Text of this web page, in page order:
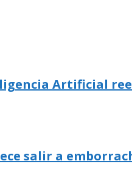
Artificial
salir a